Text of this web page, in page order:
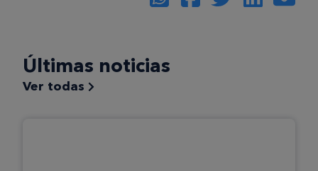
Últimas noticias
Ver todas